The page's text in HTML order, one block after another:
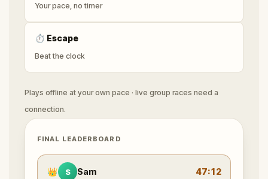
Your pace, no timer
⏱ Escape
Beat the clock
Plays offline at your own pace · live group races need a
connection.
FINAL LEADERBOARD
👑 S Sam 47:12